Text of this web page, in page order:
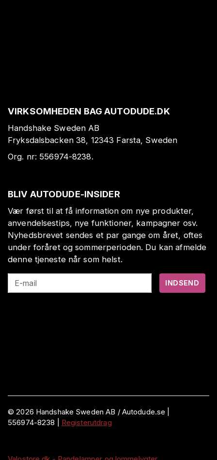
VIRKSOMHEDEN BAG AUTODUDE.DK
Handshake Sweden AB
Fryksdalsbacken 38, 12343 Farsta, Sweden
Org. nr: 556974-8238.
BLIV AUTODUDE-INSIDER
Vær først til at få information om nye produkter,
anvendelsestips, nye funktioner, kampagner osv.
Nyhedsbrevet sendes et par gange om året, oftes
under foråret og sommerperioden. Du kan afmelde
denne tjeneste når som helst.
E-mail INDSEND
©2026 Handshake Sweden AB / Autodude.se |
556974-8238
Registerutdrag